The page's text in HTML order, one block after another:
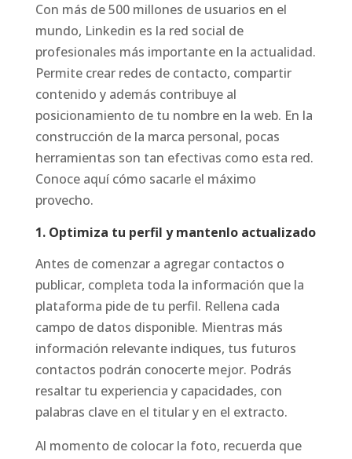
Con más de 500 millones de usuarios en el
mundo, Linkedin es la red social de
profesionales más importante en la actualidad.
Permite crear redes de contacto, compartir
contenido y además contribuye al
posicionamiento de tu nombre en la web. En la
construcción de la marca personal, pocas
herramientas son tan efectivas como esta red.
Conoce aquí cómo sacarle el máximo
provecho.
1. Optimiza tu perfil y mantenlo actualizado
Antes de comenzar a agregar contactos o
publicar, completa toda la información que la
plataforma pide de tu perfil. Rellena cada
campo de datos disponible. Mientras más
información relevante indiques, tus futuros
contactos podrán conocerte mejor. Podrás
resaltar tu experiencia y capacidades, con
palabras clave en el titular y en el extracto.
Al momento de colocar la foto, recuerda que